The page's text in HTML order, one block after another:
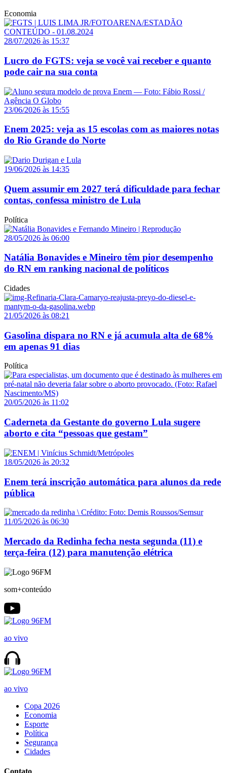
Economia
28/07/2026 às 15:37
Lucro do FGTS: veja se você vai receber e quanto
pode cair na sua conta
23/06/2026 às 15:55
Enem 2025: veja as 15 escolas com as maiores notas
do Rio Grande do Norte
19/06/2026 às 14:35
Quem assumir em 2027 terá dificuldade para fechar
contas, confessa ministro de Lula
Política
28/05/2026 às 06:00
Natália Bonavides e Mineiro têm pior desempenho
do RN em ranking nacional de políticos
Cidades
21/05/2026 às 08:21
Gasolina dispara no RN e já acumula alta de 68%
em apenas 91 dias
Política
20/05/2026 às 11:02
Caderneta da Gestante do governo Lula sugere
aborto e cita “pessoas que gestam”
18/05/2026 às 20:32
Enem terá inscrição automática para alunos da rede
pública
11/05/2026 às 06:30
Mercado da Redinha fecha nesta segunda (11) e
terça-feira (12) para manutenção elétrica
som+conteúdo
ao vivo
ao vivo
Copa 2026
Economia
Esporte
Política
Segurança
Cidades
Contato